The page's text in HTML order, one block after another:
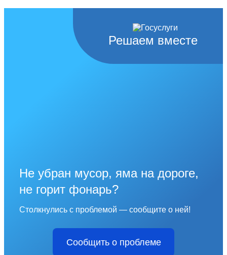
Решаем вместе
Не убран мусор, яма на дороге,
не горит фонарь?
Столкнулись с проблемой — сообщите о ней!
Сообщить о проблеме